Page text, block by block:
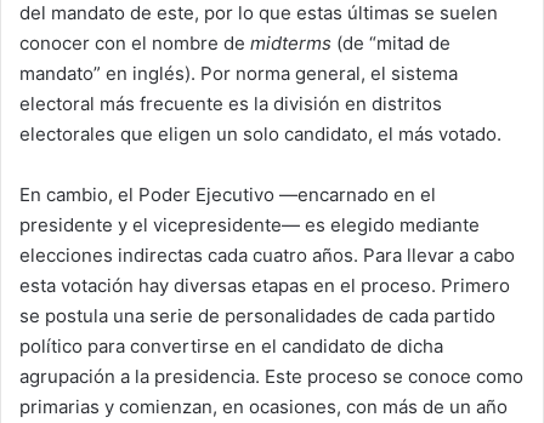
del mandato de este, por lo que estas últimas se suelen
conocer con el nombre de midterms (de “mitad de
mandato” en inglés). Por norma general, el sistema
electoral más frecuente es la división en distritos
electorales que eligen un solo candidato, el más votado.
En cambio, el Poder Ejecutivo —encarnado en el
presidente y el vicepresidente— es elegido mediante
elecciones indirectas cada cuatro años. Para llevar a cabo
esta votación hay diversas etapas en el proceso. Primero
se postula una serie de personalidades de cada partido
político para convertirse en el candidato de dicha
agrupación a la presidencia. Este proceso se conoce como
primarias y comienzan, en ocasiones, con más de un año